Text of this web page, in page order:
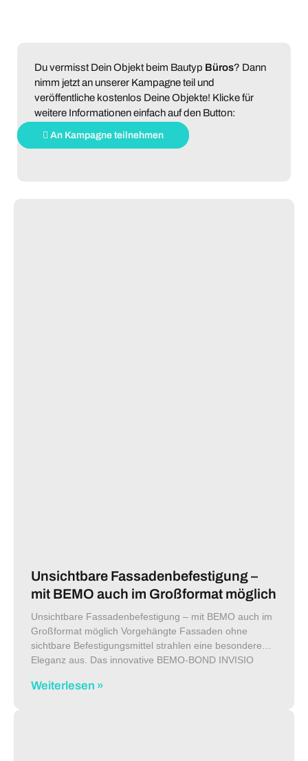
Du vermisst Dein Objekt beim Bautyp Büros? Dann
nimm jetzt an unserer Kampagne teil und
veröffentliche kostenlos Deine Objekte! Klicke für
weitere Informationen einfach auf den Button:
An Kampagne teilnehmen
Unsichtbare Fassadenbefestigung –
mit BEMO auch im Großformat möglich
Unsichtbare Fassadenbefestigung – mit BEMO auch im
Großformat möglich Vorgehängte Fassaden ohne
sichtbare Befestigungsmittel strahlen eine besondere
Eleganz aus. Das innovative BEMO-BOND INVISIO
Gestaltungsfreiheit mit Wirtschaftlichkeit und Flexibilität.
Weiterlesen »